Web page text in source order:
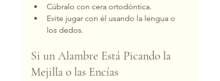
Cúbralo con cera ortodóntica.
Evite jugar con él usando la lengua o
los dedos.
Si un Alambre Está Picando la
Mejilla o las Encías